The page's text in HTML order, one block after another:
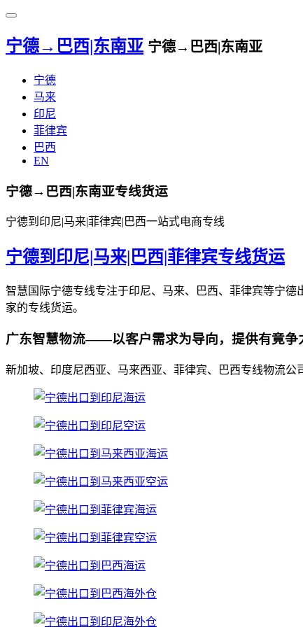
宁德→巴西|东南亚 宁德→巴西|东南亚
宁德
马来
印尼
菲律宾
巴西
EN
宁德→巴西|东南亚专线货运
宁德到印尼|马来|菲律宾|巴西一站式电商专线
宁德到印尼|马来|巴西|菲律宾专线货运
智慧国际宁德专线专注于印尼、马来、巴西、菲律宾等宁
家的专线货运。
广东智慧物流——以客户需求为导向，提供有竟争
新加坡、印度尼西亚、马来西亚、菲律宾、巴西专线物流